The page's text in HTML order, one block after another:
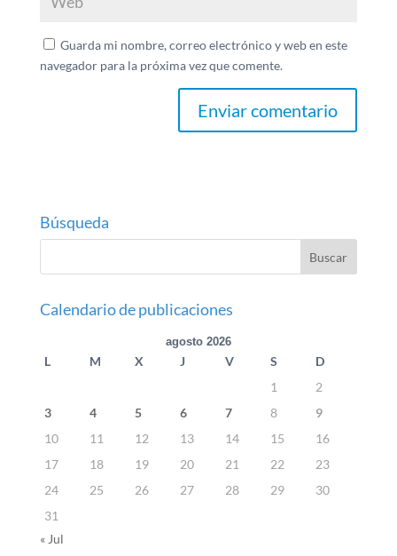
Guarda mi nombre, correo electrónico y web en este
navegador para la próxima vez que comente.
Búsqueda
Calendario de publicaciones
agosto 2026
L M X J V S
D
1
2
3
4 5 6 7 8
9
10
11 12 13 14 15
16
17
18 19 20 21 22
23
24
25 26 27 28 29
30
31
« Jul